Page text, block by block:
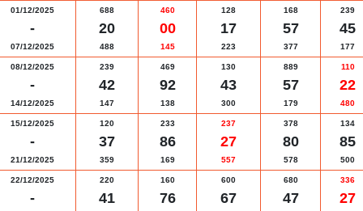
01/12/2025
-
07/12/2025
688
20
488
460
00
145
128
17
223
168
57
377
239
45
177
08/12/2025
-
14/12/2025
239
42
147
469
92
138
130
43
300
889
57
179
110
22
480
15/12/2025
-
21/12/2025
120
37
359
233
86
169
237
27
557
378
80
578
134
85
500
22/12/2025
-
220
41
160
76
600
67
680
47
336
27